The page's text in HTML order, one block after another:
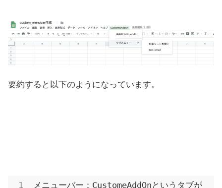
要約すると以下のようになっています。
メニューバー：CustomeAddOnというタブが